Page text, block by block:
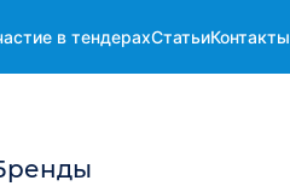
в тендерахСтатьиКонтакты